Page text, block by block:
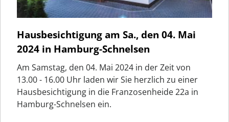
Hausbesichtigung am Sa., den 04. Mai
2024 in Hamburg-Schnelsen
Am Samstag, den 04. Mai 2024 in der Zeit von
13.00 - 16.00 Uhr laden wir Sie herzlich zu einer
Hausbesichtigung in die Franzosenheide 22a in
Hamburg-Schnelsen ein.